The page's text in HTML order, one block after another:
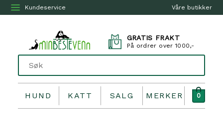
Våre butikker
Kundeservice
GRATIS FRAKT
På ordrer over 1000,-
HUND KATT SALG MERKER 0